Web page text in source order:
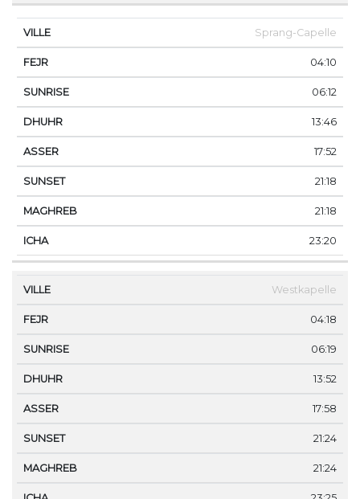
Sprang-Capelle
04:10
06:12
13:46
17:52
21:18
21:18
23:20
Westkapelle
04:18
06:19
13:52
17:58
21:24
21:24